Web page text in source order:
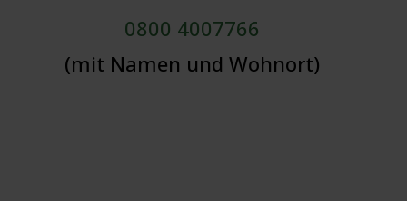
0800 4007766
(mit Namen und Wohnort)